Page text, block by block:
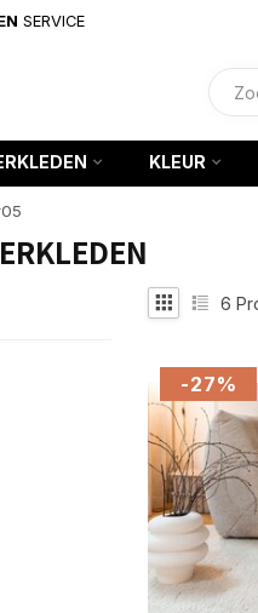
SERVICE
KLEUR
6
-27%